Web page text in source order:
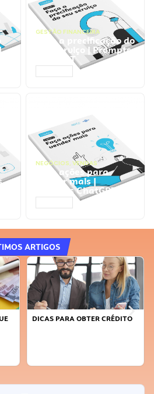
GESTÃO FINANCEIRA
Faça a precificação do
seu serviço | Prompts
ChatGPT
NEGÓCIOS, VENDAS
Faça ações para
vender mais |
Prompts ChatGPT
ARTIGOS
DICAS PARA OBTER CRÉDITO